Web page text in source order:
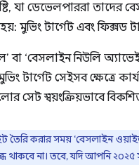
ডেভেলপাররা তাদের
মুভিং টার্গেট এবং ফিক্সড
বা ‘বেসলাইন নিউলি
টার্গেট সেইসব ক্ষেত্রে
সেট স্বয়ংক্রিয়ভাবে
তৈরি করার সময় ‘বেসলাইন
থাকবে না। তবে, যদি আপনি